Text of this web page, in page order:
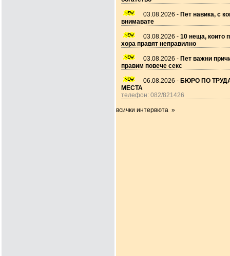
03.08.2026 - Пет навика, с
внимавате
03.08.2026 - 10 неща, които
хора правят неправилно
03.08.2026 - Пет важни
правим повече секс
06.08.2026 - БЮРО ПО
МЕСТА
телефон: 082/821426
всички интервюта »